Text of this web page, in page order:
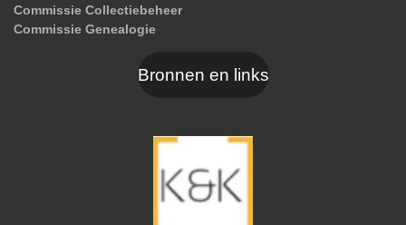
Commissie Collectiebeheer
Commissie Genealogie
Bronnen en links